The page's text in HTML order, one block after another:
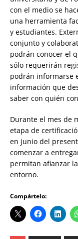
con el medio se
una herramienta
y estudiantes.
conjunto y
podrán conocer el
sólo requerirán
podrán informarse
información que
saber con quién
Durante el mes de
etapa de
en junio del
comenzar a
permitan afianzar
entorno.
Compártelo: